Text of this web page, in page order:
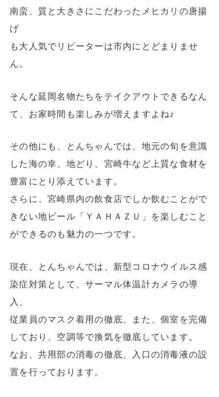
南蛮、質と大きさにこだわったメヒカリの唐揚
げ
も大人気でリピーターは市内にとどまりませ
ん。
そんな延岡名物たちをテイクアウトできるなん
て、お家時間も楽しみが増えますよね♪
その他にも、とんちゃんでは、地元の旬を意識
した海の幸、地どり、宮崎牛など上質な食材を
豊富にとり添えています。
さらに、宮崎県内の飲食店でしか飲むことがで
きない地ビール「ＹＡＨＡＺＵ」を楽しむこと
ができるのも魅力の一つです。
現在、とんちゃんでは、新型コロナウイルス感
染症対策として、サーマル体温計カメラの導
入、
従業員のマスク着用の徹底、また、個室を完備
しており、空調等で換気を徹底しています。
なお、共用部の消毒の徹底、入口の消毒液の設
置を行っております。